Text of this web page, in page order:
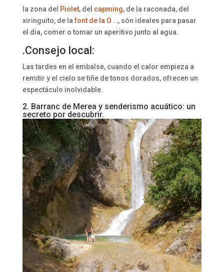
la zona del Piolet, del capming, de la raconada, del
xiringuito, de lafont de la O …, són ideales para pasar
el dia, comer o tomar un aperitivo junto al agua.
.Consejo local:
Las tardes en el embalse, cuando el calor empieza a
remitir y el cielo se tiñe de tonos dorados, ofrecen un
espectáculo inolvidable.
2. Barranc de Merea y senderismo acuático: un
secreto por descubrir.